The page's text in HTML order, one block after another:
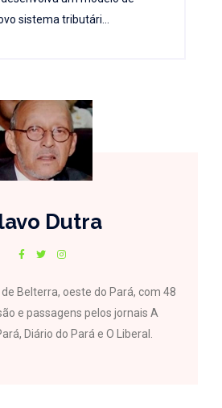
sistema tributári...
Dutra
Belterra, oeste do Pará, com 48
e passagens pelos jornais A
Diário do Pará e O Liberal.